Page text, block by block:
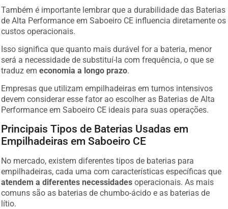
Também é importante lembrar que a durabilidade das Baterias
de Alta Performance em Saboeiro CE influencia diretamente os
custos operacionais.
Isso significa que quanto mais durável for a bateria, menor
será a necessidade de substituí-la com frequência, o que se
traduz emeconomia a longo prazo.
Empresas que utilizam empilhadeiras em turnos intensivos
devem considerar esse fator ao escolher as Baterias de Alta
Performance em Saboeiro CE ideais para suas operações.
Principais Tipos de Baterias Usadas em
Empilhadeiras em Saboeiro CE
No mercado, existem diferentes tipos de baterias para
empilhadeiras, cada uma com características específicas que
atendem a diferentes necessidades operacionais. As mais
comuns são as baterias de chumbo-ácido e as baterias de
lítio.